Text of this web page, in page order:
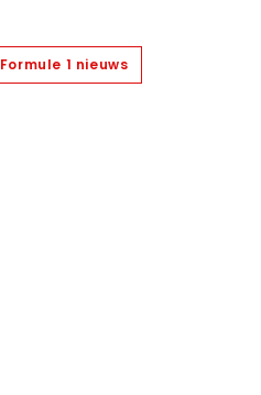
Formule 1 nieuws